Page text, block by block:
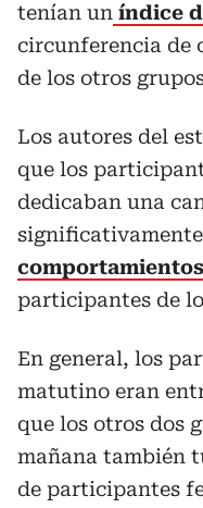
tenían un índice
circunferencia de
de los otros
Los autores del
que los
dedicaban una
participantes de
En general, los
matutino eran
que los otros dos
mañana también
de participantes